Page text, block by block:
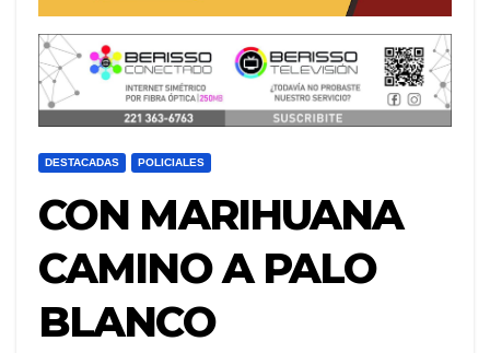
DESTACADAS POLICIALES
CON MARIHUANA
CAMINO A PALO
BLANCO